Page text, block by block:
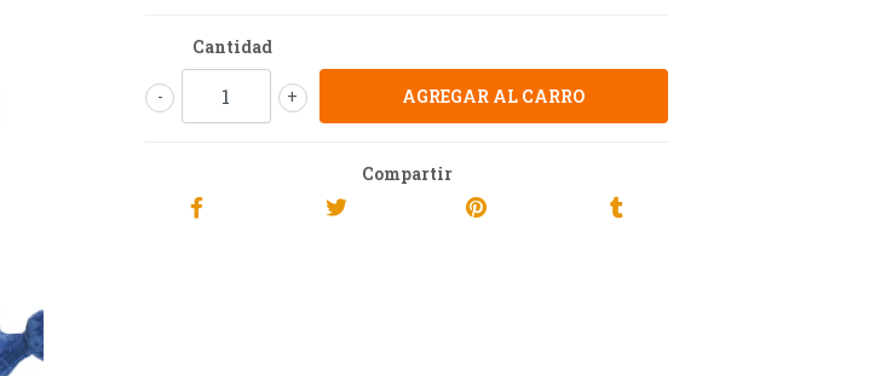
Cantidad
+
-
Compartir